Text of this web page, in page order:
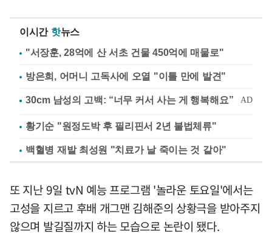
이시간 핫뉴스
"서장훈, 28억에 산 서초 건물 450억에 매물로"
방은희, 어머니 고독사에 오열 "이틀 만에 발견"
황기순 "원정도박 후 필리핀서 2년 불법체류"
백혈병 재발 최성원 "치료가 날 죽이는 것 같아"
또 지난 9일 tvN 예능 프로그램 '놀라운 토요일'에서는
고성을 지르고 후배 개그맨 김해준의 상황극을 받아주지
않으며 발길질까지 하는 모습으로 논란이 됐다.